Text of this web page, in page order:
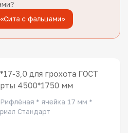
с фальцами»
3,0 для грохота ГОСТ
4500*1750 мм
* ячейка 17 мм *
Стандарт